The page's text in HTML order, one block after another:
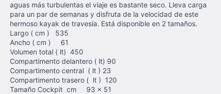
aguas más turbulentas el viaje es bastante seco. Lleva carga
para un par de semanas y disfruta de la velocidad de este
hermoso kayak de travesía. Está disponible en 2 tamaños.
Largo ( cm ) 535
Ancho ( cm ) 61
Volumen total ( lt) 450
Compartimento delantero ( lt) 90
Compartimento central ( lt ) 23
Compartimento trasero ( lt ) 120
Tamaño Cockpit cm 93 x 51